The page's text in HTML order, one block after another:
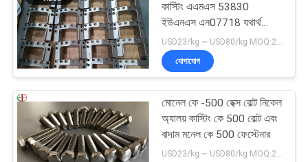
কাস্টিং এএমএস 53830
ইউএনএস এন07718 যথার্থ
অংশগুলি
যোগাযোগ
মোনেল কে -500 হেক্স বোল্ট নিকেল
অ্যালয় কাস্টিং কে 500 বোল্ট এবং
বাদাম মনেল কে 500 ফেস্টেনার